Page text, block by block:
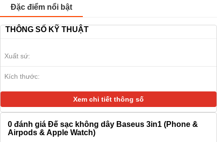
Đặc điểm nổi bật
THÔNG SỐ KỸ THUẬT
Xuất sứ:
Kích thước:
Xem chi tiết thông số
0 đánh giá Đế sạc không dây Baseus 3in1 (Phone &
Airpods & Apple Watch)